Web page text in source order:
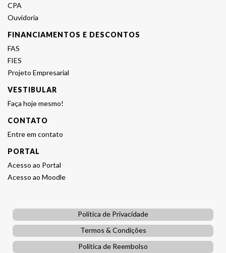
CPA
Ouvidoria
FINANCIAMENTOS E DESCONTOS
FAS
FIES
Projeto Empresarial
VESTIBULAR
Faça hoje mesmo!
CONTATO
Entre em contato
PORTAL
Acesso ao Portal
Acesso ao Moodle
Política de Privacidade
Termos & Condições
Política de Reembolso